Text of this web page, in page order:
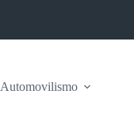
Automovilismo